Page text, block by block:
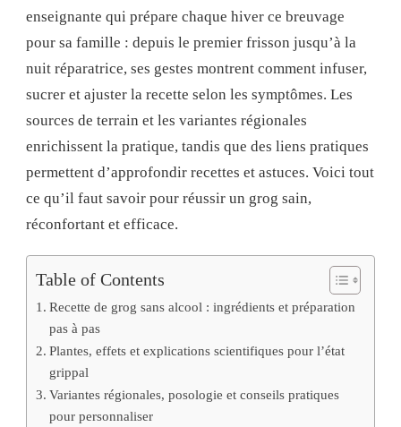
enseignante qui prépare chaque hiver ce breuvage
pour sa famille : depuis le premier frisson jusqu’à la
nuit réparatrice, ses gestes montrent comment infuser,
sucrer et ajuster la recette selon les symptômes. Les
sources de terrain et les variantes régionales
enrichissent la pratique, tandis que des liens pratiques
permettent d’approfondir recettes et astuces. Voici tout
ce qu’il faut savoir pour réussir un grog sain,
réconfortant et efficace.
Table of Contents
Recette de grog sans alcool : ingrédients et préparation
pas à pas
Plantes, effets et explications scientifiques pour l’état
grippal
Variantes régionales, posologie et conseils pratiques
pour personnaliser